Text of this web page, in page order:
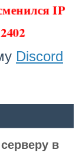
IP
Discord
в